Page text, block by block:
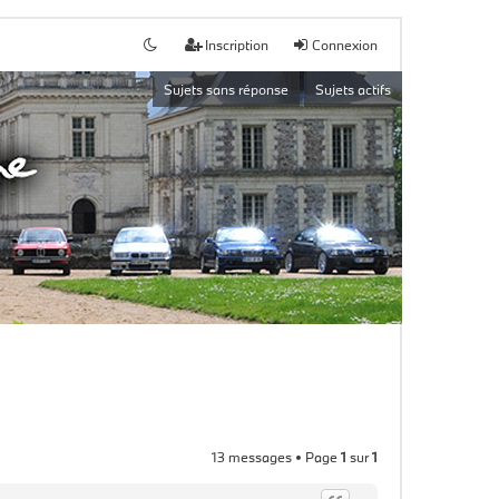
Connexion
Inscription
Sujets sans réponse Sujets actifs
13 messages • Page1 sur1